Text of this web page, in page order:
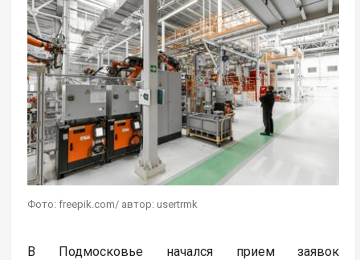
Фото: freepik.com/ автор: usertrmk
В Подмосковье начался прием заявок